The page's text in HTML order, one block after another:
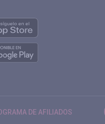
DE AFILIADOS